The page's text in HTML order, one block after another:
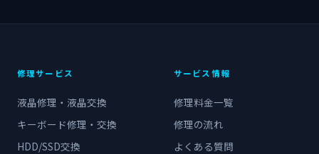
修理サービス
液晶修理・液晶交換
キーボード修理・交換
HDD/SSD交換
サービス情報
修理料金一覧
修理の流れ
よくある質問